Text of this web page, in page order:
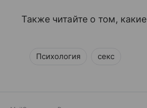
Также читайте о том, какие
Психология секс